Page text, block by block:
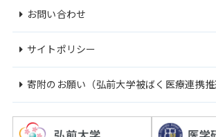
お問い合わせ
サイトポリシー
寄附のお願い（弘前大学被ばく医療連携推